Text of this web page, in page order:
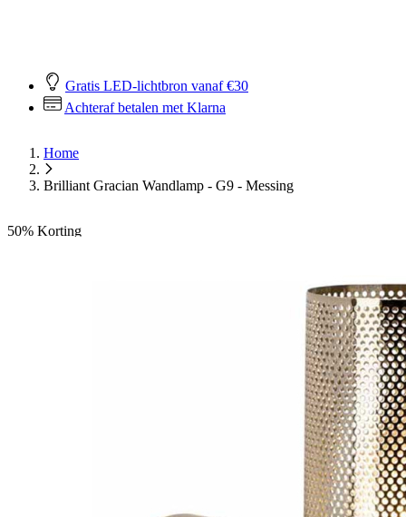
Gratis LED-lichtbron vanaf €30
Achteraf betalen met Klarna
Home
Brilliant Gracian Wandlamp - G9 - Messing
50% Korting